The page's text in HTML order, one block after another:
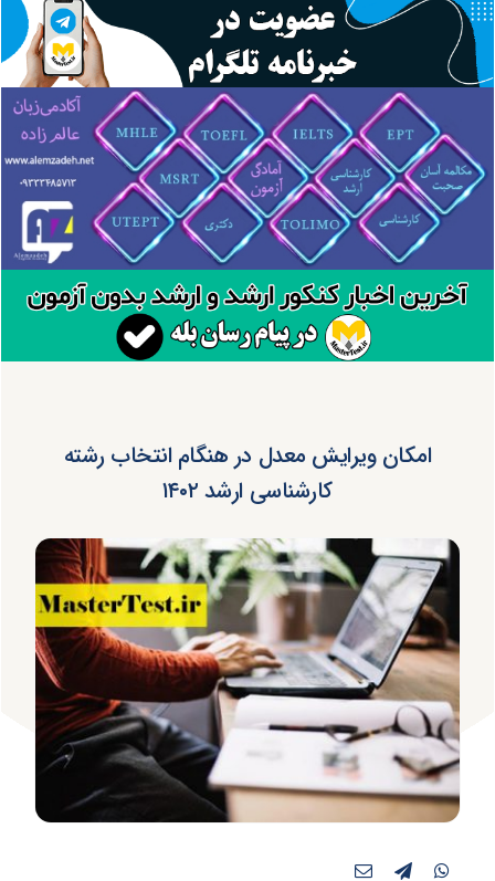
امکان ویرایش معدل در هنگام انتخاب رشته
کارشناسی ارشد ۱۴۰۲